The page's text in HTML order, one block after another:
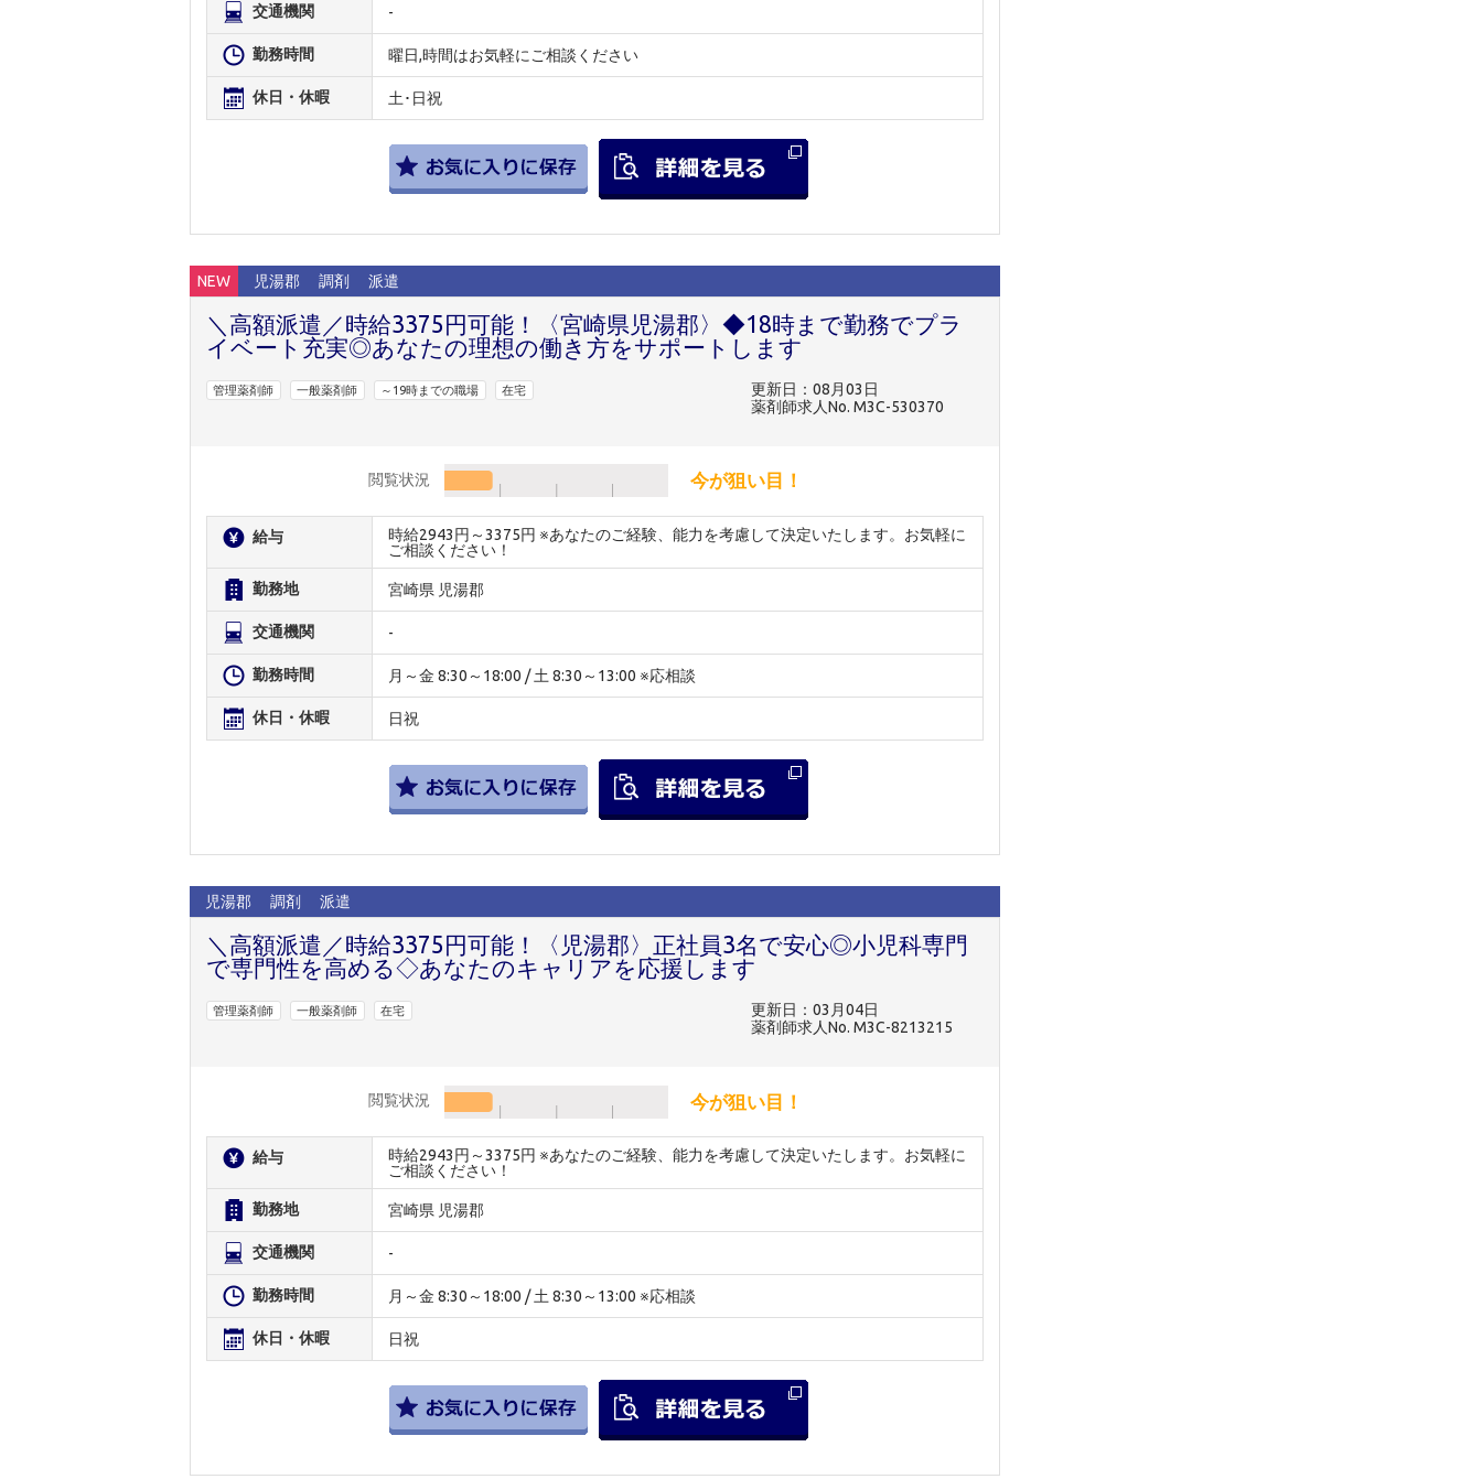
交通機関 -
勤務時間 曜日,時間はお気軽にご相談ください
休日・休暇 土･日祝
NEW 児湯郡 調剤 派遣
＼高額派遣／時給3375円可能！〈宮崎県児湯郡〉◆18時まで勤務でプラ
イベート充実◎あなたの理想の働き方をサポートします
管理薬剤師 一般薬剤師 ～19時までの職場 在宅
更新日：08月03日
薬剤師求人No. M3C-530370
閲覧状況 今が狙い目！
給与
時給2943円～3375円 ※あなたのご経験、能力を考慮して決定いたします。お気軽に
ご相談ください！
勤務地 宮崎県 児湯郡
交通機関 -
勤務時間 月～金 8:30～18:00 / 土 8:30～13:00 ※応相談
休日・休暇 日祝
児湯郡 調剤 派遣
＼高額派遣／時給3375円可能！〈児湯郡〉正社員3名で安心◎小児科専門
で専門性を高める◇あなたのキャリアを応援します
管理薬剤師 一般薬剤師 在宅
更新日：03月04日
薬剤師求人No. M3C-8213215
閲覧状況 今が狙い目！
給与
時給2943円～3375円 ※あなたのご経験、能力を考慮して決定いたします。お気軽に
ご相談ください！
勤務地 宮崎県 児湯郡
交通機関 -
勤務時間 月～金 8:30～18:00 / 土 8:30～13:00 ※応相談
休日・休暇 日祝